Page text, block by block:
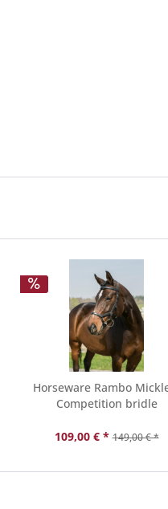
Horseware Rambo
Competition bridle
109,00 € * 149,00 € *